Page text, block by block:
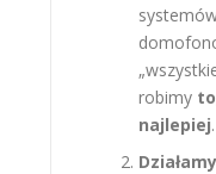
robimy
najlepiej.